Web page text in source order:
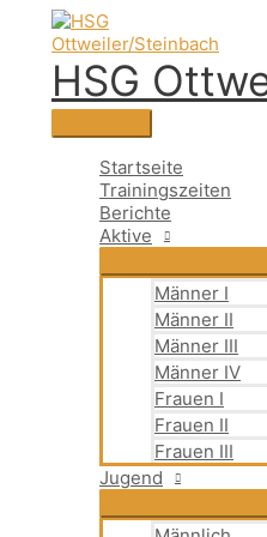
Inhalt
springenHSG
Hauptmenü
Startseite
Trainingszeiten
Berichte
Aktive
Männer I
Männer II
Männer III
Männer IV
Frauen I
Frauen II
Frauen III
Jugend
Suchen
nach: